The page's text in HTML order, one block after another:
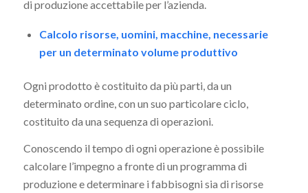
di produzione accettabile per l’azienda.
Calcolo risorse, uomini, macchine, necessarie
per un determinato volume produttivo
Ogni prodotto è costituito da più parti, da un
determinato ordine, con un suo particolare ciclo,
costituito da una sequenza di operazioni.
Conoscendo il tempo di ogni operazione è possibile
calcolare l’impegno a fronte di un programma di
produzione e determinare i fabbisogni sia di risorse